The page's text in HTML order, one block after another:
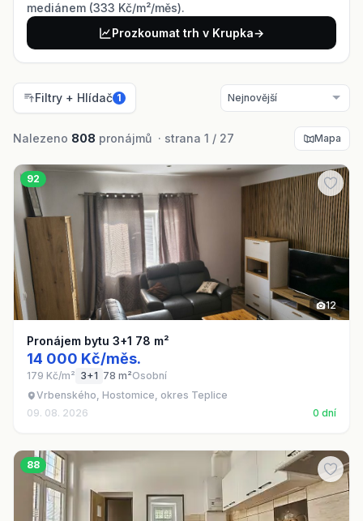
mediánem (333 Kč/m²/měs).
Prozkoumat trh v Krupka→
Filtry + Hlídač 1
Nalezeno 808 pronájmů · strana 1 / 27 Mapa
92
12
Pronájem bytu 3+1 78 m²
14 000 Kč/měs.
179 Kč/m² 3+1 78 m²Osobní
Vrbenského, Hostomice, okres Teplice
09. 08. 2026
0 dní
88